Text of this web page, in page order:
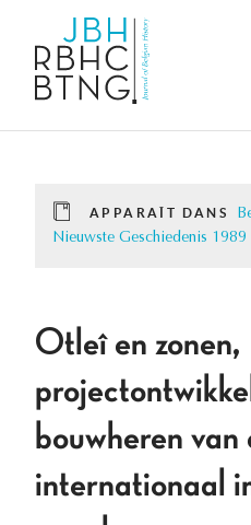
APPARAÎT DANS
Nieuwste Geschiedenis 1989
Otleî en zonen,
bouwheren van
internationaal